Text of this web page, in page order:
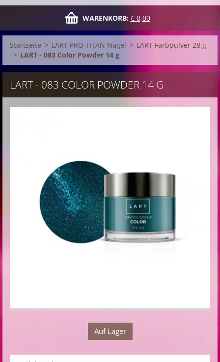
WARENKORB: € 0,00
Startseite > LART PRO TITAN Nägel > LART Farbpulver 28 g
> LART - 083 Color Powder 14 g
LART - 083 COLOR POWDER 14 G
Auf Lager